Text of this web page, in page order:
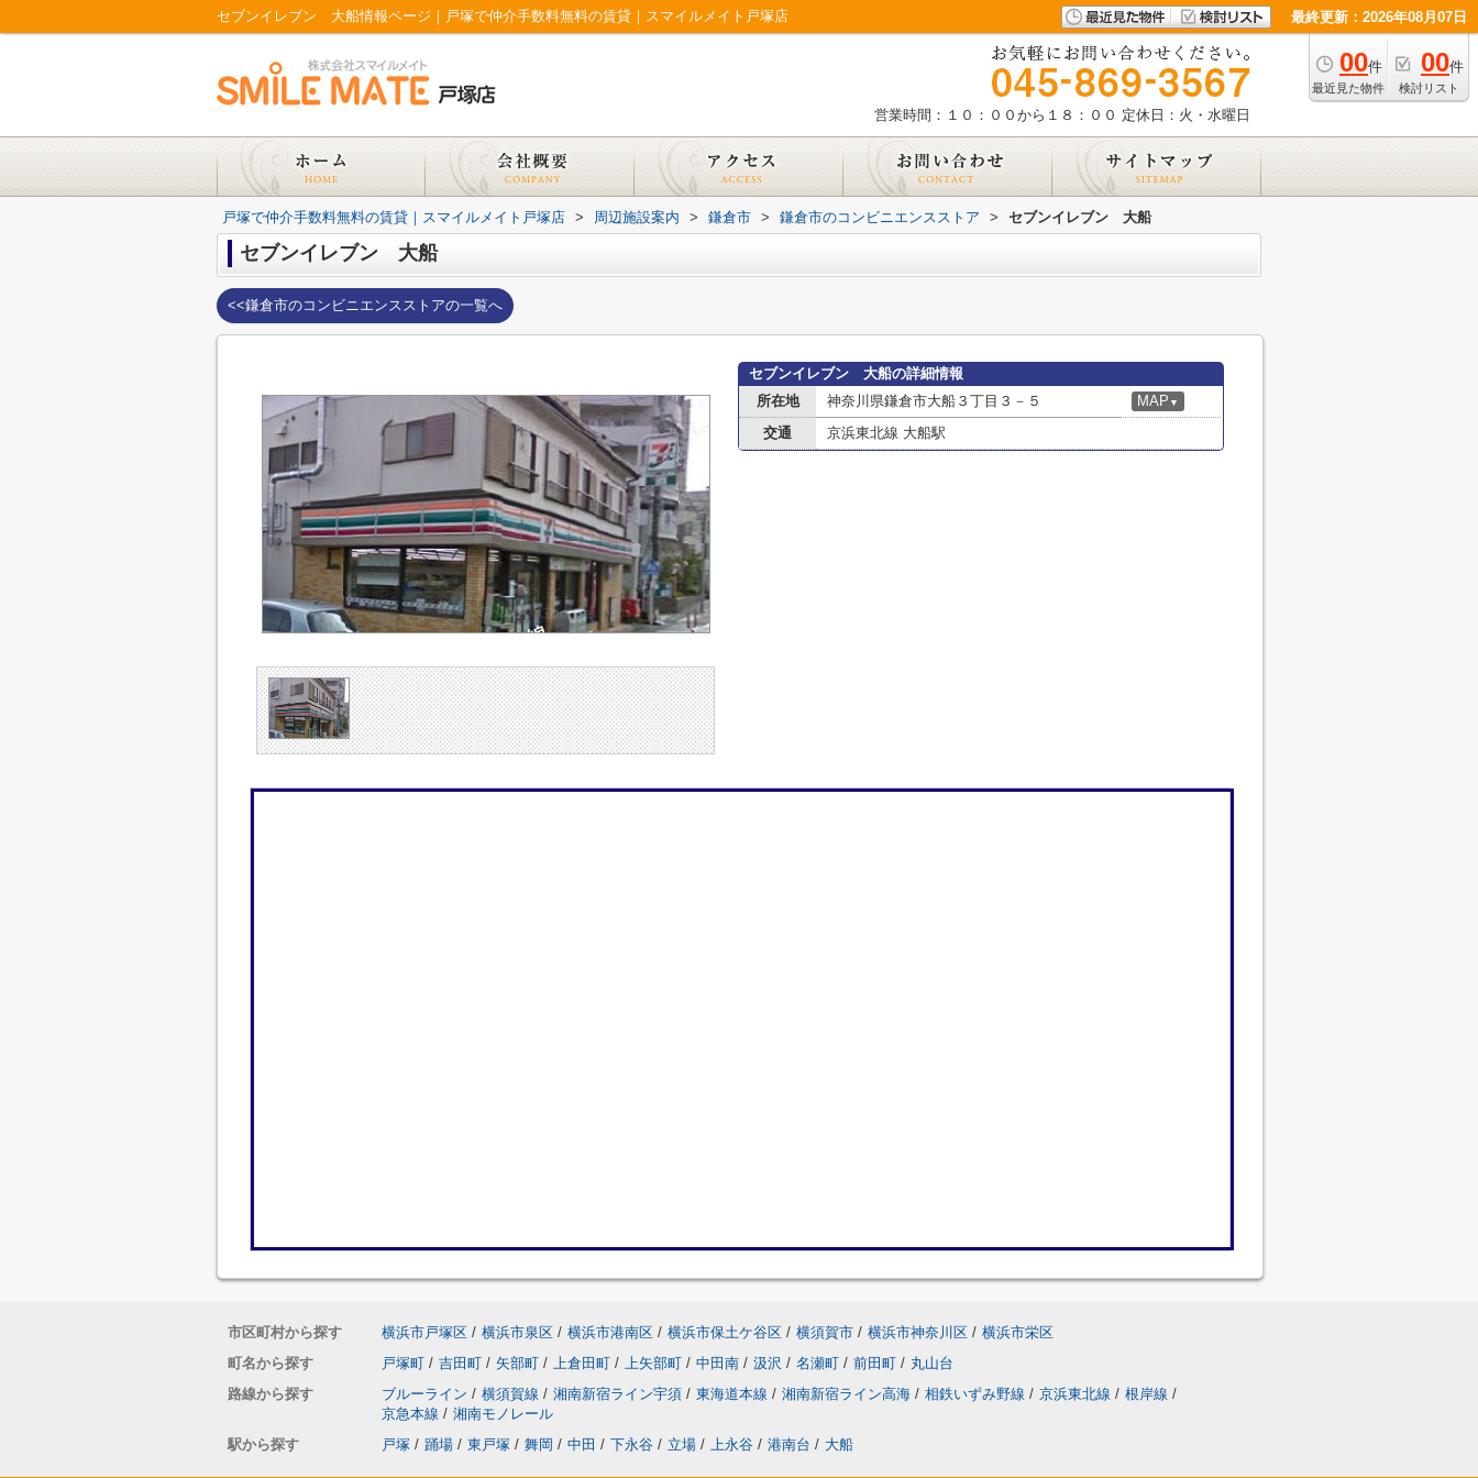
セブンイレブン 大船情報ページ｜戸塚で仲介手数料無料の賃貸｜スマイルメイト戸塚店 最終更新：2026年08月07日
00件
最近見た物件
00件
検討リスト
営業時間：１０：００から１８：００ 定休日：火・水曜日
戸塚で仲介手数料無料の賃貸｜スマイルメイト戸塚店 > 周辺施設案内 > 鎌倉市 > 鎌倉市のコンビニエンスストア > セブンイレブン 大船
セブンイレブン 大船
<<鎌倉市のコンビニエンスストアの一覧へ
セブンイレブン 大船の詳細情報
所在地
神奈川県鎌倉市大船３丁目３－５ MAP ▼
交通 京浜東北線 大船駅
市区町村から探す 横浜市戸塚区 / 横浜市泉区 / 横浜市港南区 / 横浜市保土ケ谷区 / 横須賀市 / 横浜市神奈川区 / 横浜市栄区
町名から探す
戸塚町 / 吉田町 / 矢部町 / 上倉田町 / 上矢部町 / 中田南 / 汲沢 / 名瀬町 / 前田町 / 丸山台
路線から探す
ブルーライン / 横須賀線 / 湘南新宿ライン宇須 / 東海道本線 / 湘南新宿ライン高海 / 相鉄いずみ野線 / 京浜東北線 / 根岸線 /
京急本線 / 湘南モノレール
駅から探す
戸塚 / 踊場 / 東戸塚 / 舞岡 / 中田 / 下永谷 / 立場 / 上永谷 / 港南台 / 大船